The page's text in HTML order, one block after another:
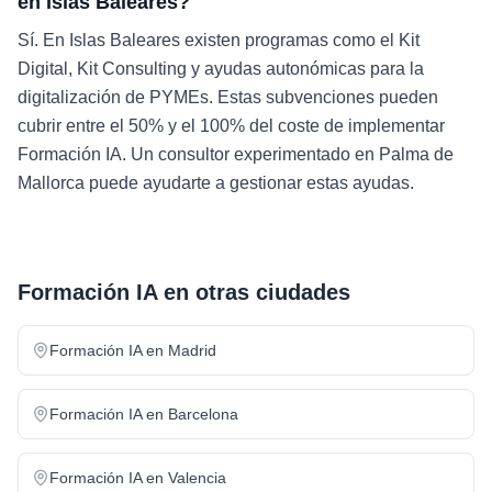
Sí. En Islas Baleares existen programas como el Kit
Digital, Kit Consulting y ayudas autonómicas para la
digitalización de PYMEs. Estas subvenciones pueden
cubrir entre el 50% y el 100% del coste de implementar
Formación IA. Un consultor experimentado en Palma de
Mallorca puede ayudarte a gestionar estas ayudas.
Formación IAen otras ciudades
Formación IAen Madrid
Formación IAen Barcelona
Formación IAen Valencia